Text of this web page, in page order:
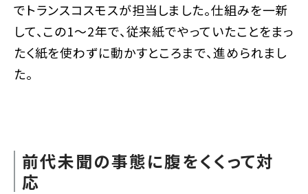
でトランスコスモスが担当しました。仕組みを一新
して、この1〜2年で、従来紙でやっていたことをまっ
たく紙を使わずに動かすところまで、進められまし
た。
前代未聞の事態に腹をくくって対
応